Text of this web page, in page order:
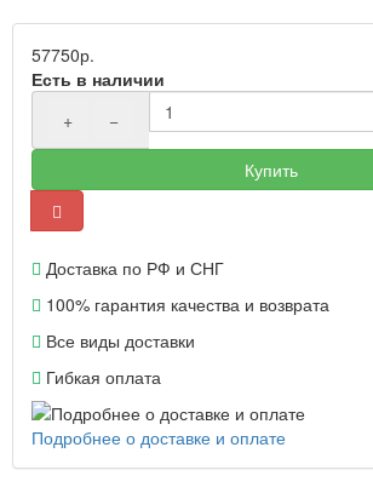
57750р.
Есть в наличии
+
−
Купить
Доставка по РФ и СНГ
100% гарантия качества и возврата
Все виды доставки
Гибкая оплата
Подробнее о доставке и оплате